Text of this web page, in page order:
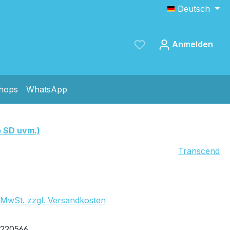
Deutsch
Anmelden
WhatsApp
uvm.)
Transcend
zzgl. Versandkosten